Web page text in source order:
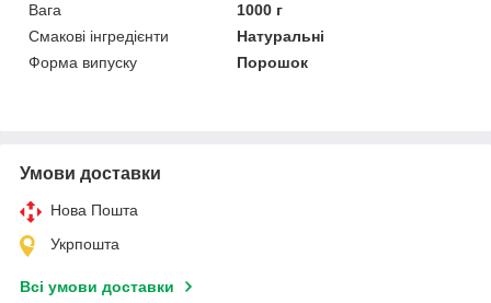
Вага
1000 г
Смакові інгредієнти
Натуральні
Форма випуску
Порошок
Умови доставки
Нова Пошта
Укрпошта
Всі умови доставки